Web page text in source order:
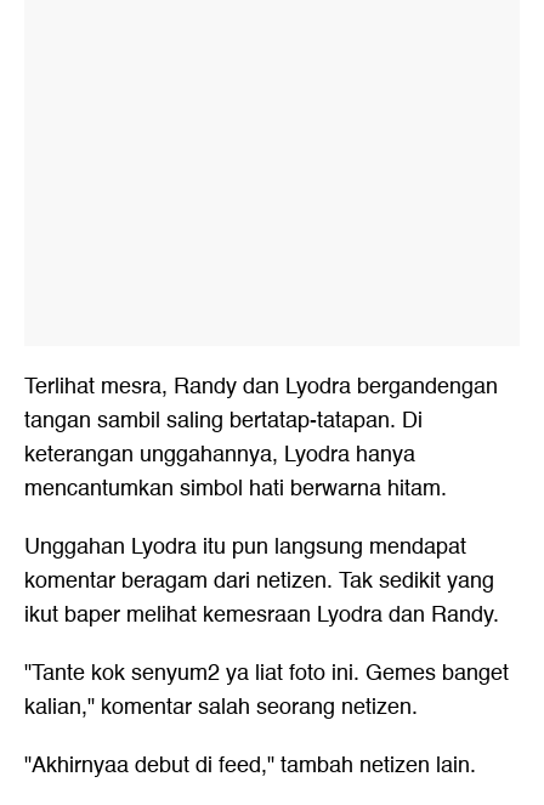
Terlihat mesra, Randy dan Lyodra bergandengan
tangan sambil saling bertatap-tatapan. Di
keterangan unggahannya, Lyodra hanya
mencantumkan simbol hati berwarna hitam.
Unggahan Lyodra itu pun langsung mendapat
komentar beragam dari netizen. Tak sedikit yang
ikut baper melihat kemesraan Lyodra dan Randy.
"Tante kok senyum2 ya liat foto ini. Gemes banget
kalian," komentar salah seorang netizen.
"Akhirnyaa debut di feed," tambah netizen lain.